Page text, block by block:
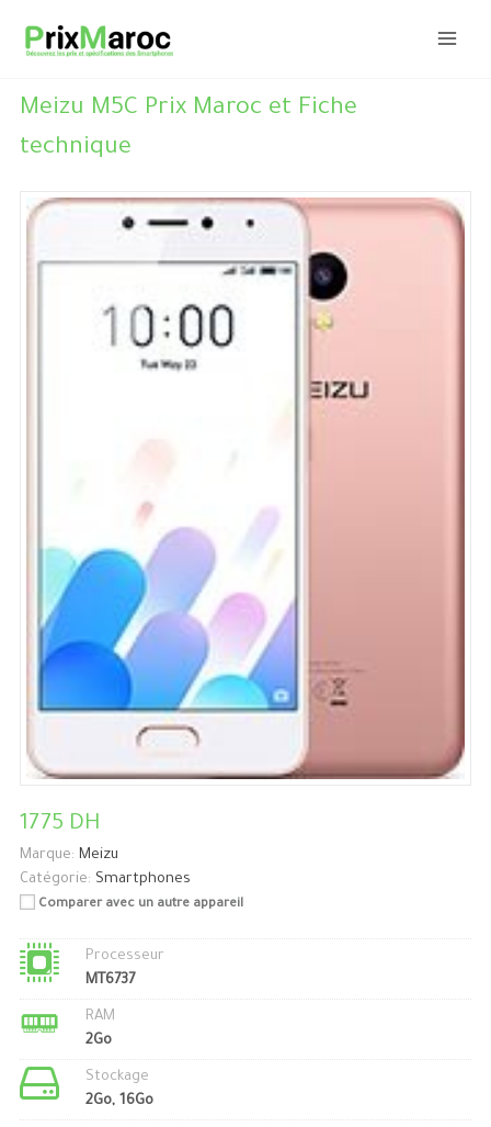
Meizu M5C Prix Maroc et Fiche
technique
1775 DH
Marque: Meizu
Catégorie: Smartphones
Comparer avec un autre appareil
Processeur
MT6737
RAM
2Go
Stockage
2Go, 16Go